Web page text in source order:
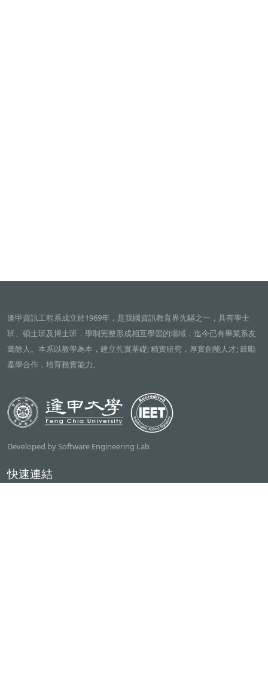
逢甲資訊工程系成立於1969年，是我國資訊教育界先驅之一，具有學士
班、碩士班及博士班，學制完整形成相互學習的場域，迄今已有畢業系友
萬餘人。本系以教學為本，建立扎實基礎; 精實研究，厚實創能人才; 鼓勵
產學合作，培育務實能力。
Developed by Software Engineering Lab
快速連結